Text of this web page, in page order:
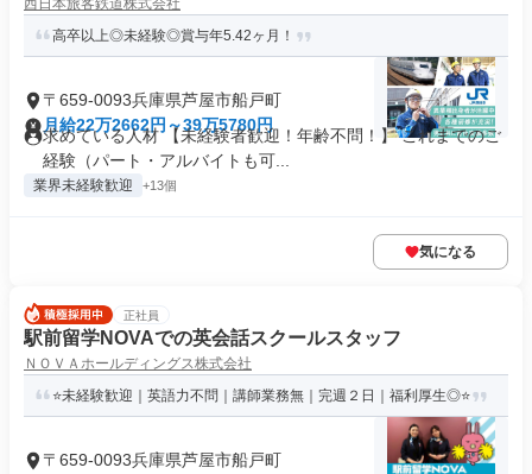
西日本旅客鉄道株式会社
高卒以上◎未経験◎賞与年5.42ヶ月！
〒659-0093兵庫県芦屋市船戸町
月給22万2662円～39万5780円
求めている人材 【未経験者歓迎！年齢不問！】 これまでのご
経験（パート・アルバイトも可...
業界未経験歓迎 +13個
気になる
正社員
駅前留学NOVAでの英会話スクールスタッフ
ＮＯＶＡホールディングス株式会社
⭐未経験歓迎｜英語力不問｜講師業務無｜完週２日｜福利厚生◎⭐
〒659-0093兵庫県芦屋市船戸町